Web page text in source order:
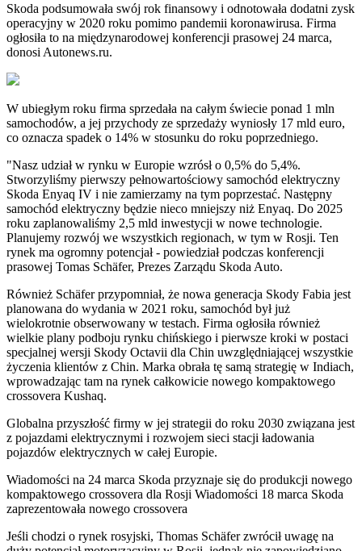
Skoda podsumowała swój rok finansowy i odnotowała dodatni zysk
operacyjny w 2020 roku pomimo pandemii koronawirusa. Firma
ogłosiła to na międzynarodowej konferencji prasowej 24 marca,
donosi Autonews.ru.
W ubiegłym roku firma sprzedała na całym świecie ponad 1 mln
samochodów, a jej przychody ze sprzedaży wyniosły 17 mld euro,
co oznacza spadek o 14% w stosunku do roku poprzedniego.
"Nasz udział w rynku w Europie wzrósł o 0,5% do 5,4%.
Stworzyliśmy pierwszy pełnowartościowy samochód elektryczny
Skoda Enyaq IV i nie zamierzamy na tym poprzestać. Następny
samochód elektryczny będzie nieco mniejszy niż Enyaq. Do 2025
roku zaplanowaliśmy 2,5 mld inwestycji w nowe technologie.
Planujemy rozwój we wszystkich regionach, w tym w Rosji. Ten
rynek ma ogromny potencjał - powiedział podczas konferencji
prasowej Tomas Schäfer, Prezes Zarządu Skoda Auto.
Również Schäfer przypomniał, że nowa generacja Skody Fabia jest
planowana do wydania w 2021 roku, samochód był już
wielokrotnie obserwowany w testach. Firma ogłosiła również
wielkie plany podboju rynku chińskiego i pierwsze kroki w postaci
specjalnej wersji Skody Octavii dla Chin uwzględniającej wszystkie
życzenia klientów z Chin. Marka obrała tę samą strategię w Indiach,
wprowadzając tam na rynek całkowicie nowego kompaktowego
crossovera Kushaq.
Globalna przyszłość firmy w jej strategii do roku 2030 związana jest
z pojazdami elektrycznymi i rozwojem sieci stacji ładowania
pojazdów elektrycznych w całej Europie.
Wiadomości na 24 marca Skoda przyznaje się do produkcji nowego
kompaktowego crossovera dla Rosji Wiadomości 18 marca Skoda
zaprezentowała nowego crossovera
Jeśli chodzi o rynek rosyjski, Thomas Schäfer zwrócił uwagę na